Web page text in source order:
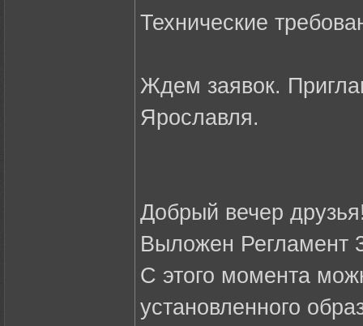
Технические
Ждем заявок.
Ярославля.
Добрый вечер
Выложен
С этого момента
установленного